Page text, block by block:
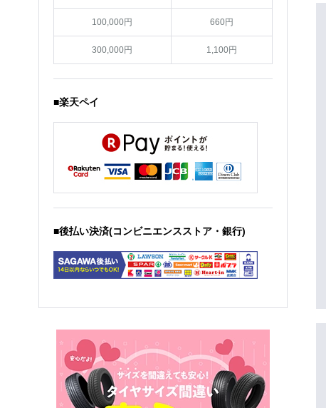
100,000円 660円
300,000円 1,100円
■楽天ペイ
■後払い決済(コンビニエンスストア・銀行)